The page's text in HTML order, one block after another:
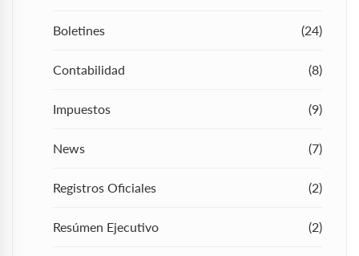
Boletines (24)
Contabilidad (8)
Impuestos (9)
News (7)
Registros Oficiales (2)
Resúmen Ejecutivo (2)